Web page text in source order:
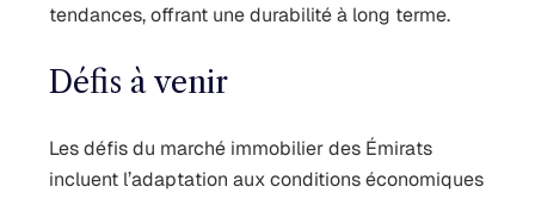
tendances, offrant une durabilité à long terme.
Défis à venir
Les défis du marché immobilier des Émirats
incluent l’adaptation aux conditions économiques